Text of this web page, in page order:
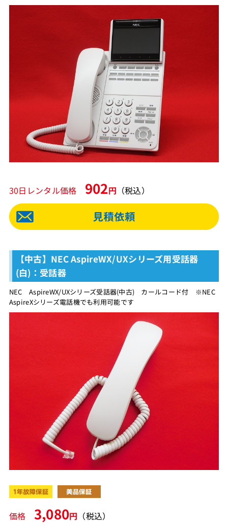
30日レンタル価格 902円 （税込）
【中古】NEC AspireWX/UXシリーズ用受話器
(白)：受話器
NEC AspireWX/UXシリーズ受話器(中古) カールコード付 ※NEC
AspireXシリーズ電話機でも利用可能です
価格 3,080円 （税込）